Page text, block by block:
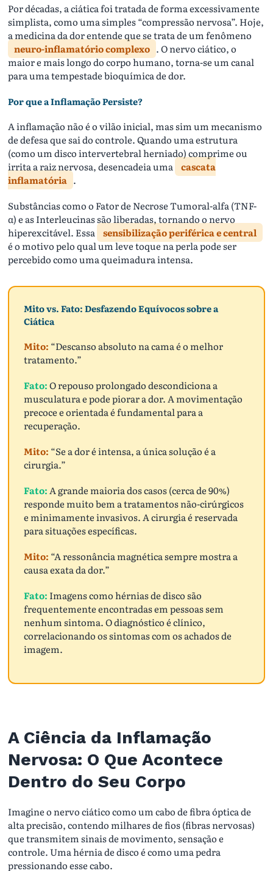
Por décadas, a ciática foi tratada de forma excessivamente
simplista, como uma simples “compressão nervosa”. Hoje,
a medicina da dor entende que se trata de um fenômeno
neuro-inflamatório complexo . O nervo ciático, o
maior e mais longo do corpo humano, torna-se um canal
para uma tempestade bioquímica de dor.
Por que a Inflamação Persiste?
A inflamação não é o vilão inicial, mas sim um mecanismo
de defesa que sai do controle. Quando uma estrutura
(como um disco intervertebral herniado) comprime ou
irrita a raiz nervosa, desencadeia uma cascata
inflamatória .
Substâncias como o Fator de Necrose Tumoral-alfa (TNF-
α) e as Interleucinas são liberadas, tornando o nervo
hiperexcitável. Essa sensibilização periférica e central
é o motivo pelo qual um leve toque na perla pode ser
percebido como uma queimadura intensa.
Mito vs. Fato: Desfazendo Equívocos sobre a
Ciática
Mito: “Descanso absoluto na cama é o melhor
tratamento.”
Fato:O repouso prolongado descondiciona a
musculatura e pode piorar a dor. A movimentação
precoce e orientada é fundamental para a
recuperação.
Mito: “Se a dor é intensa, a única solução é a
cirurgia.”
Fato:A grande maioria dos casos (cerca de 90%)
responde muito bem a tratamentos não-cirúrgicos
e minimamente invasivos. A cirurgia é reservada
para situações específicas.
Mito: “A ressonância magnética sempre mostra a
causa exata da dor.”
Fato: Imagens como hérnias de disco são
frequentemente encontradas em pessoas sem
nenhum sintoma. O diagnóstico é clínico,
correlacionando os sintomas com os achados de
imagem.
A Ciência da Inflamação
Nervosa: O Que Acontece
Dentro do Seu Corpo
Imagine o nervo ciático como um cabo de fibra óptica de
alta precisão, contendo milhares de fios (fibras nervosas)
que transmitem sinais de movimento, sensação e
controle. Uma hérnia de disco é como uma pedra
pressionando esse cabo.